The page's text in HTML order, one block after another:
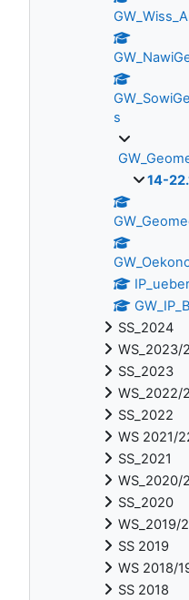
s
14-
SS_2024
WS_2023/
SS_2023
WS_2022/
SS_2022
WS 2021/
SS_2021
WS_2020/
SS_2020
WS_2019/
SS 2019
WS 2018/
SS 2018